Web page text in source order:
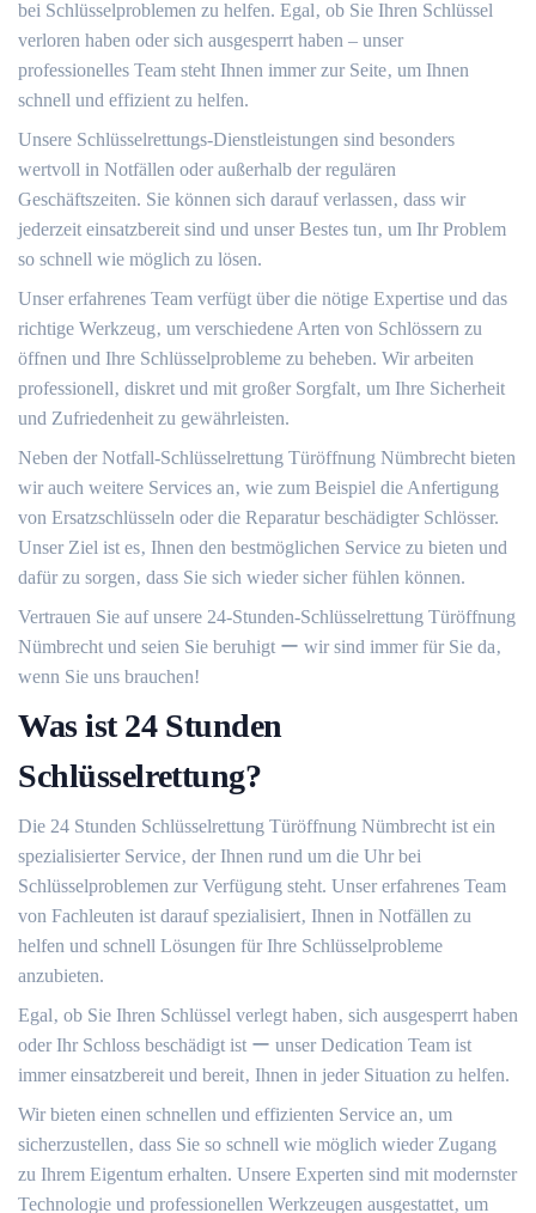
bei Schlüsselproblemen zu helfen.​ Egal‚ ob Sie Ihren Schlüssel
verloren haben oder sich ausgesperrt haben – unser
professionelles Team steht Ihnen immer zur Seite‚ um Ihnen
schnell und effizient zu helfen.
Unsere Schlüsselrettungs-Dienstleistungen sind besonders
wertvoll in Notfällen oder außerhalb der regulären
Geschäftszeiten. Sie können sich darauf verlassen‚ dass wir
jederzeit einsatzbereit sind und unser Bestes tun‚ um Ihr Problem
so schnell wie möglich zu lösen.
Unser erfahrenes Team verfügt über die nötige Expertise und das
richtige Werkzeug‚ um verschiedene Arten von Schlössern zu
öffnen und Ihre Schlüsselprobleme zu beheben.​ Wir arbeiten
professionell‚ diskret und mit großer Sorgfalt‚ um Ihre Sicherheit
und Zufriedenheit zu gewährleisten.​
Neben der Notfall-Schlüsselrettung Türöffnung Nümbrecht bieten
wir auch weitere Services an‚ wie zum Beispiel die Anfertigung
von Ersatzschlüsseln oder die Reparatur beschädigter Schlösser.​
Unser Ziel ist es‚ Ihnen den bestmöglichen Service zu bieten und
dafür zu sorgen‚ dass Sie sich wieder sicher fühlen können.​
Vertrauen Sie auf unsere 24-Stunden-Schlüsselrettung Türöffnung
Nümbrecht und seien Sie beruhigt ー wir sind immer für Sie da‚
wenn Sie uns brauchen!​
Was ist 24 Stunden
Schlüsselrettung?
Die 24 Stunden Schlüsselrettung Türöffnung Nümbrecht ist ein
spezialisierter Service‚ der Ihnen rund um die Uhr bei
Schlüsselproblemen zur Verfügung steht.​ Unser erfahrenes Team
von Fachleuten ist darauf spezialisiert‚ Ihnen in Notfällen zu
helfen und schnell Lösungen für Ihre Schlüsselprobleme
anzubieten.​
Egal‚ ob Sie Ihren Schlüssel verlegt haben‚ sich ausgesperrt haben
oder Ihr Schloss beschädigt ist ー unser Dedication Team ist
immer einsatzbereit und bereit‚ Ihnen in jeder Situation zu helfen.
Wir bieten einen schnellen und effizienten Service an‚ um
sicherzustellen‚ dass Sie so schnell wie möglich wieder Zugang
zu Ihrem Eigentum erhalten.​ Unsere Experten sind mit modernster
Technologie und professionellen Werkzeugen ausgestattet‚ um